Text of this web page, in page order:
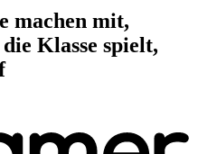
machen mit,
Klasse spielt,